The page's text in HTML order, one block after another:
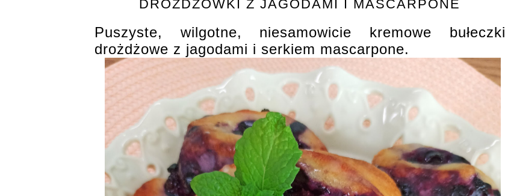
DROŻDŻÓWKI Z JAGODAMI I MASCARPONE
Puszyste, wilgotne, niesamowicie kremowe bułeczki
drożdżowe z jagodami i serkiem mascarpone.